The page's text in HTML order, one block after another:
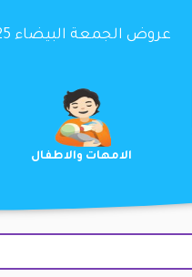
عروض الجمعة البيضاء 2025 🔥
الترفيه